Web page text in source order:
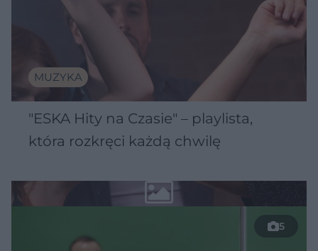
MUZYKA
"ESKA Hity na Czasie" – playlista,
która rozkręci każdą chwilę
5